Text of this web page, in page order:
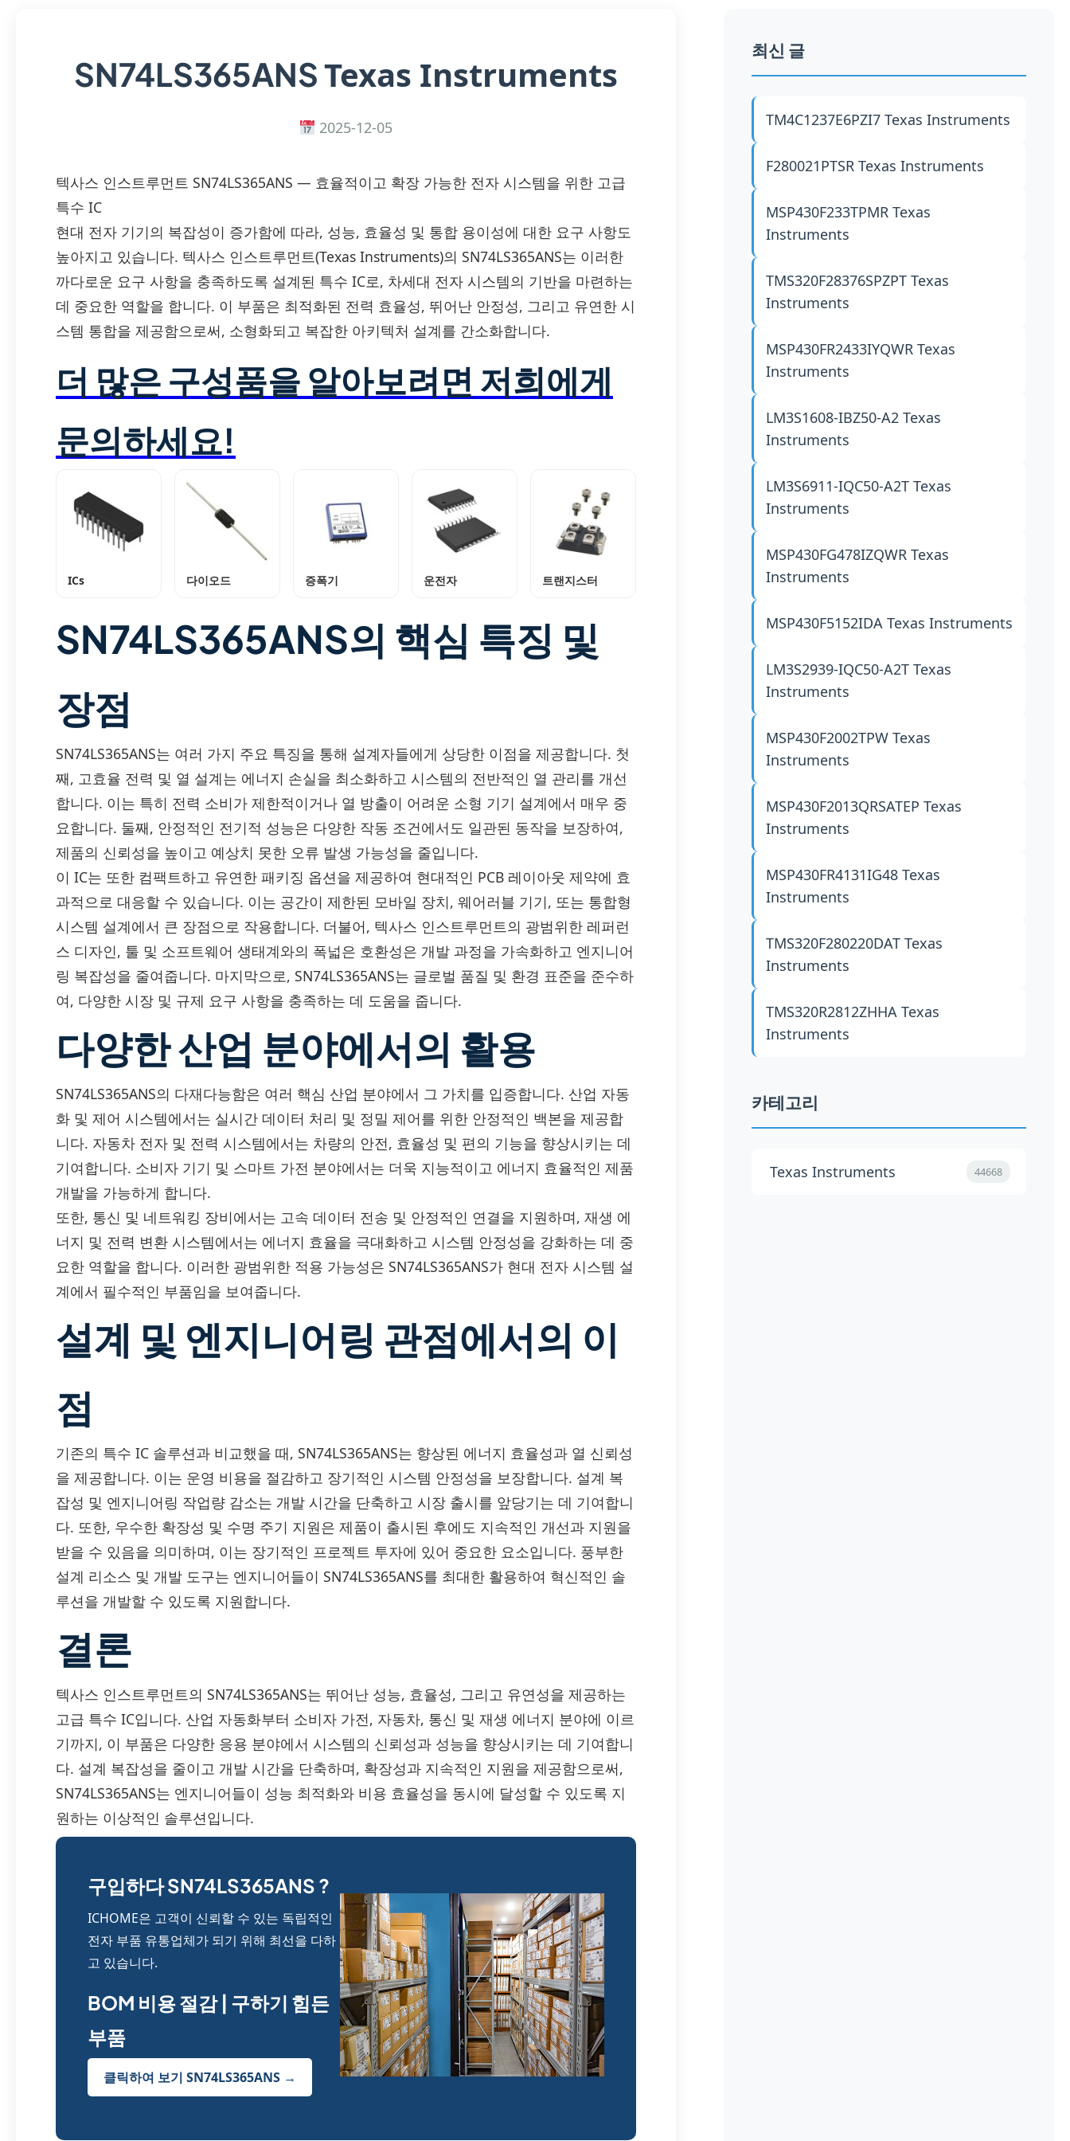
SN74LS365ANSTexas Instruments
2025-12-05
텍사스 인스트루먼트 SN74LS365ANS — 효율적이고 확장 가능한 전자 시스템을 위한 고급
특수 IC
현대 전자 기기의 복잡성이 증가함에 따라, 성능, 효율성 및 통합 용이성에 대한 요구 사항도
높아지고 있습니다. 텍사스 인스트루먼트(Texas Instruments)의 SN74LS365ANS는 이러한
까다로운 요구 사항을 충족하도록 설계된 특수 IC로, 차세대 전자 시스템의 기반을 마련하는
데 중요한 역할을 합니다. 이 부품은 최적화된 전력 효율성, 뛰어난 안정성, 그리고 유연한 시
스템 통합을 제공함으로써, 소형화되고 복잡한 아키텍처 설계를 간소화합니다.
더 많은 구성품을 알아보려면 저희에게
문의하세요!
ICs 다이오드 증폭기 운전자 트랜지스터
SN74LS365ANS의 핵심 특징 및
장점
SN74LS365ANS는 여러 가지 주요 특징을 통해 설계자들에게 상당한 이점을 제공합니다. 첫
째, 고효율 전력 및 열 설계는 에너지 손실을 최소화하고 시스템의 전반적인 열 관리를 개선
합니다. 이는 특히 전력 소비가 제한적이거나 열 방출이 어려운 소형 기기 설계에서 매우 중
요합니다. 둘째, 안정적인 전기적 성능은 다양한 작동 조건에서도 일관된 동작을 보장하여,
제품의 신뢰성을 높이고 예상치 못한 오류 발생 가능성을 줄입니다.
이 IC는 또한 컴팩트하고 유연한 패키징 옵션을 제공하여 현대적인 PCB 레이아웃 제약에 효
과적으로 대응할 수 있습니다. 이는 공간이 제한된 모바일 장치, 웨어러블 기기, 또는 통합형
시스템 설계에서 큰 장점으로 작용합니다. 더불어, 텍사스 인스트루먼트의 광범위한 레퍼런
스 디자인, 툴 및 소프트웨어 생태계와의 폭넓은 호환성은 개발 과정을 가속화하고 엔지니어
링 복잡성을 줄여줍니다. 마지막으로, SN74LS365ANS는 글로벌 품질 및 환경 표준을 준수하
여, 다양한 시장 및 규제 요구 사항을 충족하는 데 도움을 줍니다.
다양한 산업 분야에서의 활용
SN74LS365ANS의 다재다능함은 여러 핵심 산업 분야에서 그 가치를 입증합니다. 산업 자동
화 및 제어 시스템에서는 실시간 데이터 처리 및 정밀 제어를 위한 안정적인 백본을 제공합
니다. 자동차 전자 및 전력 시스템에서는 차량의 안전, 효율성 및 편의 기능을 향상시키는 데
기여합니다. 소비자 기기 및 스마트 가전 분야에서는 더욱 지능적이고 에너지 효율적인 제품
개발을 가능하게 합니다.
또한, 통신 및 네트워킹 장비에서는 고속 데이터 전송 및 안정적인 연결을 지원하며, 재생 에
너지 및 전력 변환 시스템에서는 에너지 효율을 극대화하고 시스템 안정성을 강화하는 데 중
요한 역할을 합니다. 이러한 광범위한 적용 가능성은 SN74LS365ANS가 현대 전자 시스템 설
계에서 필수적인 부품임을 보여줍니다.
설계 및 엔지니어링 관점에서의 이
점
기존의 특수 IC 솔루션과 비교했을 때, SN74LS365ANS는 향상된 에너지 효율성과 열 신뢰성
을 제공합니다. 이는 운영 비용을 절감하고 장기적인 시스템 안정성을 보장합니다. 설계 복
잡성 및 엔지니어링 작업량 감소는 개발 시간을 단축하고 시장 출시를 앞당기는 데 기여합니
다. 또한, 우수한 확장성 및 수명 주기 지원은 제품이 출시된 후에도 지속적인 개선과 지원을
받을 수 있음을 의미하며, 이는 장기적인 프로젝트 투자에 있어 중요한 요소입니다. 풍부한
설계 리소스 및 개발 도구는 엔지니어들이 SN74LS365ANS를 최대한 활용하여 혁신적인 솔
루션을 개발할 수 있도록 지원합니다.
결론
텍사스 인스트루먼트의 SN74LS365ANS는 뛰어난 성능, 효율성, 그리고 유연성을 제공하는
고급 특수 IC입니다. 산업 자동화부터 소비자 가전, 자동차, 통신 및 재생 에너지 분야에 이르
기까지, 이 부품은 다양한 응용 분야에서 시스템의 신뢰성과 성능을 향상시키는 데 기여합니
다. 설계 복잡성을 줄이고 개발 시간을 단축하며, 확장성과 지속적인 지원을 제공함으로써,
SN74LS365ANS는 엔지니어들이 성능 최적화와 비용 효율성을 동시에 달성할 수 있도록 지
원하는 이상적인 솔루션입니다.
구입하다 SN74LS365ANS ?
ICHOME은 고객이 신뢰할 수 있는 독립적인
전자 부품 유통업체가 되기 위해 최선을 다하
고 있습니다.
BOM 비용 절감 | 구하기 힘든
부품
클릭하여 보기 SN74LS365ANS →
최신 글
TM4C1237E6PZI7Texas Instruments
F280021PTSRTexas Instruments
MSP430F233TPMRTexas
Instruments
TMS320F28376SPZPTTexas
Instruments
MSP430FR2433IYQWRTexas
Instruments
LM3S1608-IBZ50-A2Texas
Instruments
LM3S6911-IQC50-A2TTexas
Instruments
MSP430FG478IZQWRTexas
Instruments
MSP430F5152IDATexas Instruments
LM3S2939-IQC50-A2TTexas
Instruments
MSP430F2002TPWTexas
Instruments
MSP430F2013QRSATEPTexas
Instruments
MSP430FR4131IG48Texas
Instruments
TMS320F280220DATTexas
Instruments
TMS320R2812ZHHATexas
Instruments
카테고리
Texas Instruments 44668